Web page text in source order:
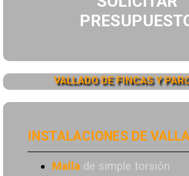
VALLADO DE FINCAS Y
INSTALACIONES DE
Malla de simple torsión